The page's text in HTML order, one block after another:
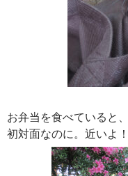
お弁当を食べていると
初対面なのに。近いよ！